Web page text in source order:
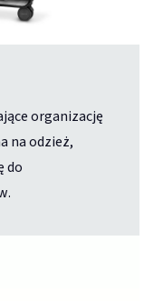
organizację
na odzież,
do